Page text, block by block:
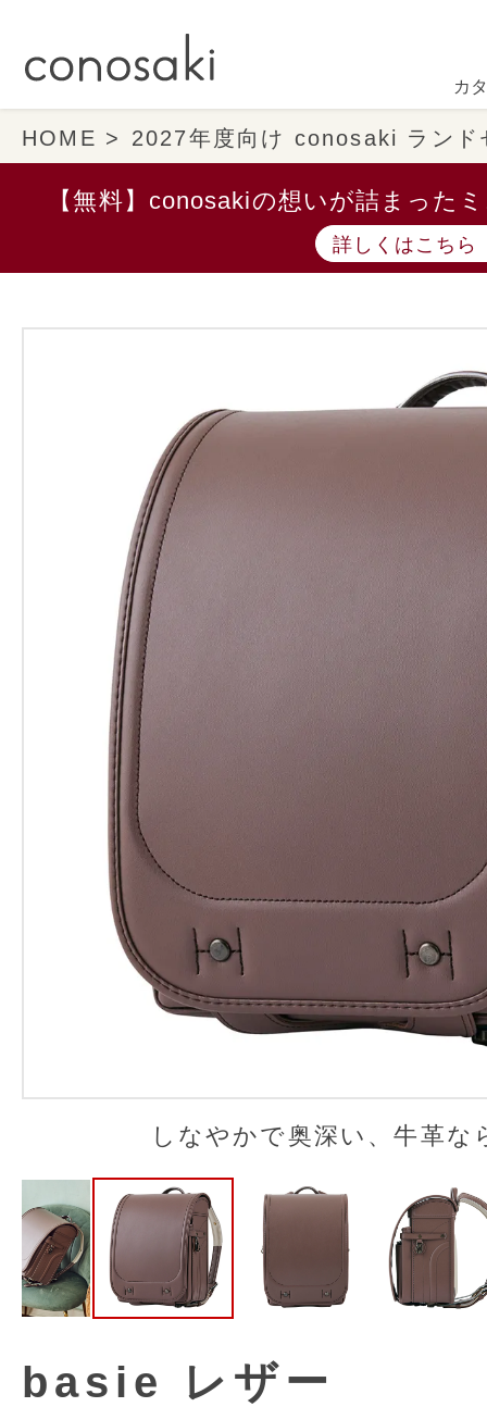
カ
HOME 2027年度向け conosaki ランド
【無料】conosakiの想いが詰まった
詳しくはこちら
しなやかで奥深い、牛革な
basie レザー